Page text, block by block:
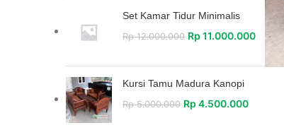
Set Kamar Tidur Minimalis
Rp12.000.000 Rp 11.000.000
Kursi Tamu Madura Kanopi
Rp5.000.000 Rp 4.500.000